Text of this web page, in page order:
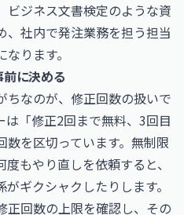
ビジネス文書検定のような資
、社内で発注業務を担う担当
ります。
に決める
ちなのが、修正回数の扱いで
「修正2回まで無料、3回目
を区切っています。無制限
もやり直しを依頼すると、
ギクシャクしたりします。
正回数の上限を確認し、その